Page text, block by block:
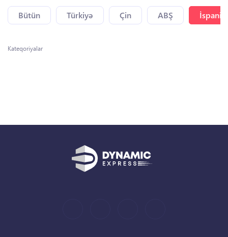
Bütün Türkiyə Çin ABŞ
Kateqoriyalar